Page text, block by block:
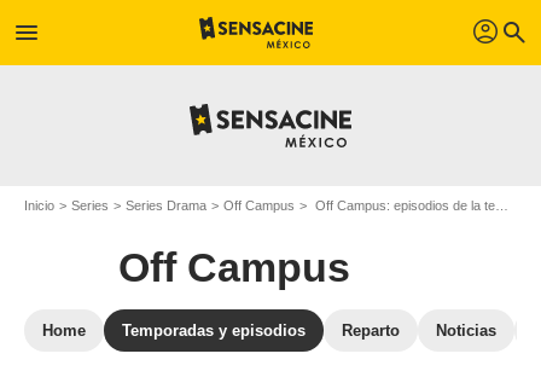
menu profil search
Inicio Series Series Drama Off Campus Off Campus: episodios de la temporada 1
Off Campus
Home Temporadas y episodios Reparto Noticias